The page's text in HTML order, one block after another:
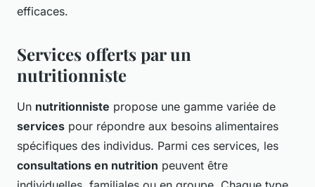
efficaces.
Services offerts par un
nutritionniste
Un nutritionniste propose une gamme variée de
services pour répondre aux besoins alimentaires
spécifiques des individus. Parmi ces services, les
consultations en nutrition peuvent être